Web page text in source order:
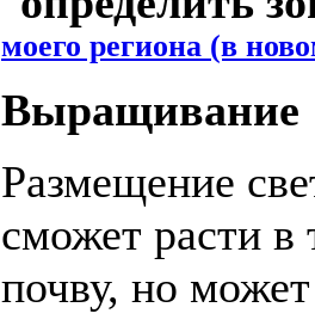
моего региона (в
Выращивание
Размещение
сможет расти
почву, но